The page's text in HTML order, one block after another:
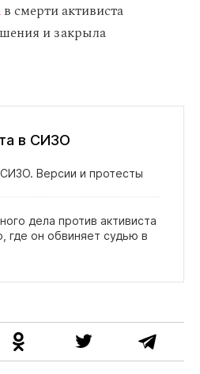
в смерти активиста
и закрыла
в СИЗО
Версии и протесты
дела против активиста
где он обвиняет судью в